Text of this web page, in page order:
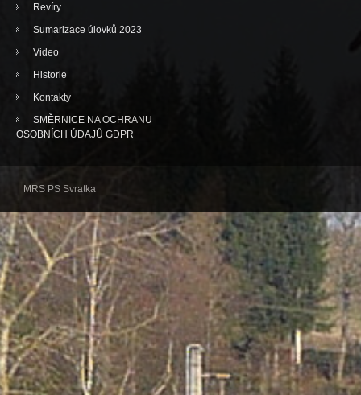
Revíry
Sumarizace úlovků 2023
Video
Historie
Kontakty
SMĚRNICE NA OCHRANU
OSOBNÍCH ÚDAJŮ GDPR
MRS PS Svratka